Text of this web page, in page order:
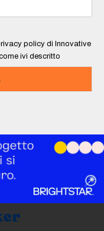
policy di Innovative
ivi descritto